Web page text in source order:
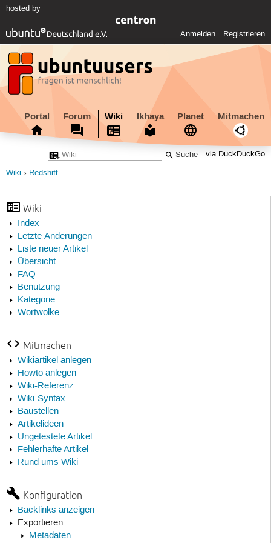
hosted by
Anmelden Registrieren
Portal Forum Wiki Ikhaya Planet Mitmachen
via DuckDuckGo
Wiki Redshift
Wiki
Index
Letzte Änderungen
Liste neuer Artikel
Übersicht
FAQ
Benutzung
Kategorie
Wortwolke
Mitmachen
Wikiartikel anlegen
Howto anlegen
Wiki-Referenz
Wiki-Syntax
Baustellen
Artikelideen
Ungetestete Artikel
Fehlerhafte Artikel
Rund ums Wiki
Konfiguration
Backlinks anzeigen
Exportieren
Metadaten